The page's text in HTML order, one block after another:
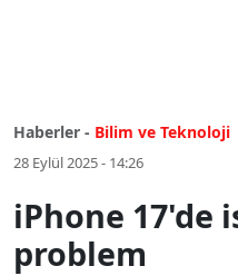
Haberler - Bilim ve Teknoloji
28 Eylül 2025 - 14:26
iPhone 17'de
problem